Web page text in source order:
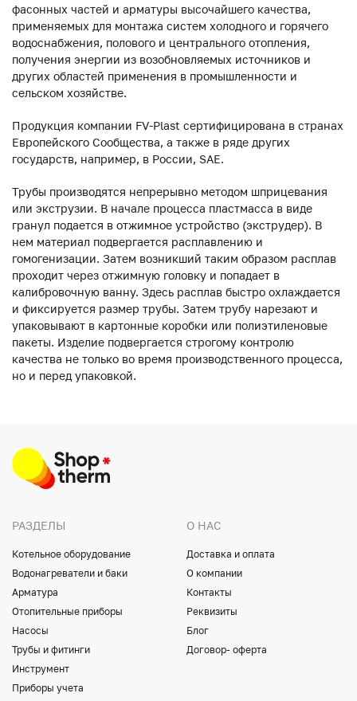
фасонных частей и арматуры высочайшего качества,
применяемых для монтажа систем холодного и горячего
водоснабжения, полового и центрального отопления,
получения энергии из возобновляемых источников и
других областей применения в промышленности и
сельском хозяйстве.
Продукция компании FV-Plast сертифицирована в странах
Европейского Сообщества, а также в ряде других
государств, например, в России, SAE.
Трубы производятся непрерывно методом шприцевания
или экструзии. В начале процесса пластмасса в виде
гранул подается в отжимное устройство (экструдер). В
нем материал подвергается расплавлению и
гомогенизации. Затем возникший таким образом расплав
проходит через отжимную головку и попадает в
калибровочную ванну. Здесь расплав быстро охлаждается
и фиксируется размер трубы. Затем трубу нарезают и
упаковывают в картонные коробки или полиэтиленовые
пакеты. Изделие подвергается строгому контролю
качества не только во время производственного процесса,
но и перед упаковкой.
РАЗДЕЛЫ
Котельное оборудование
Водонагреватели и баки
Арматура
Отопительные приборы
Насосы
Трубы и фитинги
Инструмент
Приборы учета
О НАС
Доставка и оплата
О компании
Контакты
Реквизиты
Блог
Договор- оферта